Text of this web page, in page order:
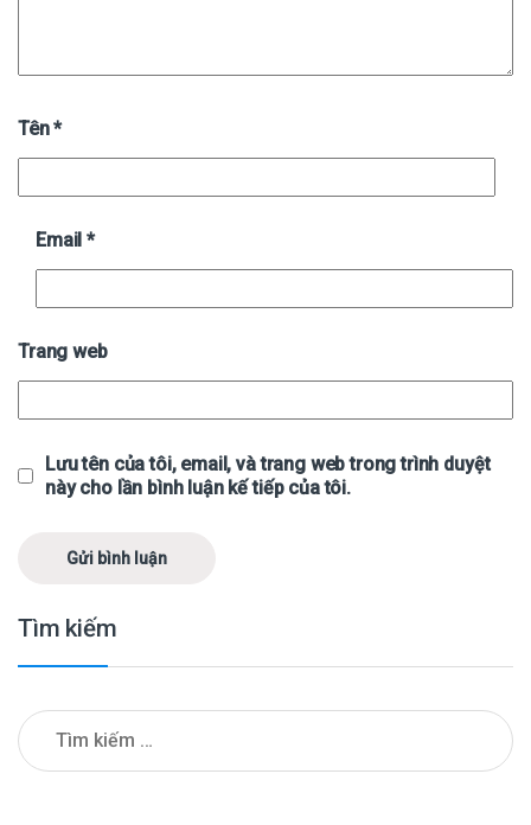
Tên*
Email*
Trang web
Lưu tên của tôi, email, và trang web trong trình duyệt
này cho lần bình luận kế tiếp của tôi.
Tìm kiếm
Tìm kiếm cho: